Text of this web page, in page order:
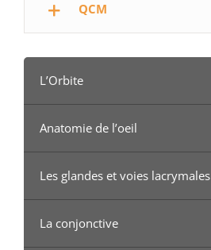
QCM
L’Orbite
Anatomie de l’oeil
Les glandes et voies lacrymales
La conjonctive